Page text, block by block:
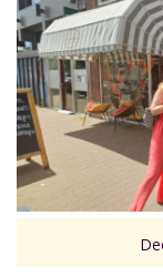
De nacht van
0.00 - 6.00 uur
Vorig uur
Inklappen